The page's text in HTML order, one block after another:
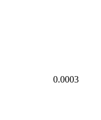
0.0003